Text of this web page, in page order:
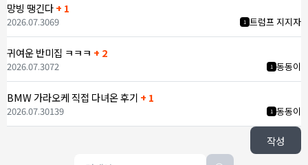
망빙 땡긴다+ 1
1 트럼프 지지자
2026.07.3069
귀여운 반미집 ㅋㅋㅋ + 2
1 동동이
2026.07.3072
BMW 가라오케 직접 다녀온 후기 + 1
1 동동이
2026.07.30139
작성